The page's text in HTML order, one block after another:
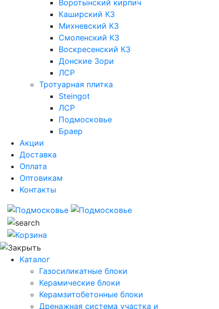
Воротынский кирпич
Каширский КЗ
Михневский КЗ
Смоленский КЗ
Воскресенский КЗ
Донские Зори
ЛСР
Тротуарная плитка
Steingot
ЛСР
Подмосковье
Браер
Акции
Доставка
Оплата
Оптовикам
Контакты
Каталог
Газосиликатные блоки
Керамические блоки
Керамзитобетонные блоки
Дренажная система участка и